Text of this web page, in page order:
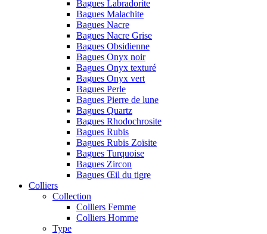
Bagues Labradorite
Bagues Malachite
Bagues Nacre
Bagues Nacre Grise
Bagues Obsidienne
Bagues Onyx noir
Bagues Onyx texturé
Bagues Onyx vert
Bagues Perle
Bagues Pierre de lune
Bagues Quartz
Bagues Rhodochrosite
Bagues Rubis
Bagues Rubis Zoïsite
Bagues Turquoise
Bagues Zircon
Bagues Œil du tigre
Colliers
Collection
Colliers Femme
Colliers Homme
Type